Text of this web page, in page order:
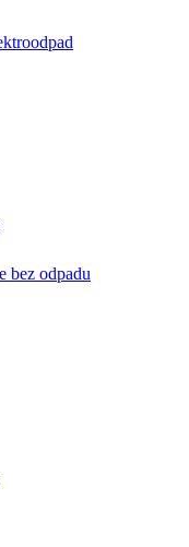
bez odpadu